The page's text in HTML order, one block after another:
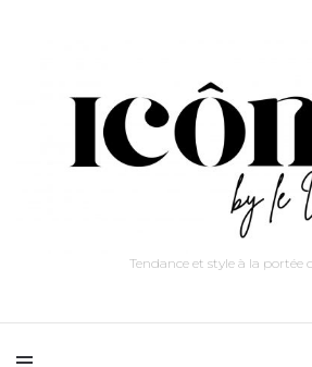
Tendance et style à la portée